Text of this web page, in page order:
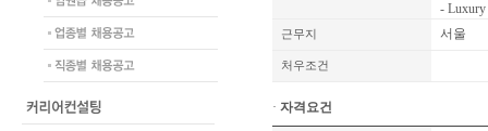
-
근무지 서울
처우조건
· 자격요건